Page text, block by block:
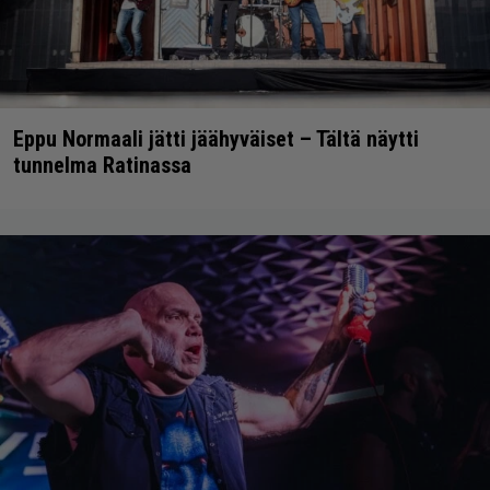
Eppu Normaali jätti jäähyväiset – Tältä näytti
tunnelma Ratinassa